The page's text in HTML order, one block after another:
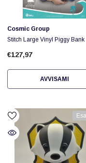
Fornitore:
Cosmic Group
Stitch Large Vinyl Piggy Bank
€127,97
AVVISAMI